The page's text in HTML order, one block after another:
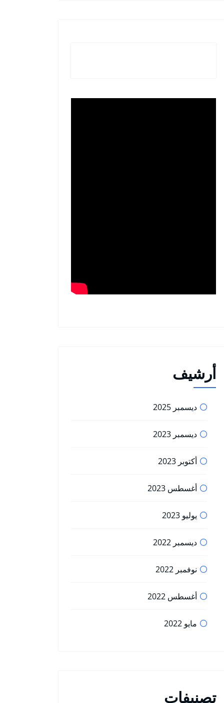
أرشيف
ديسمبر 2025
ديسمبر 2023
أكتوبر 2023
أغسطس 2023
يوليو 2023
ديسمبر 2022
نوفمبر 2022
أغسطس 2022
مايو 2022
تصنيفات